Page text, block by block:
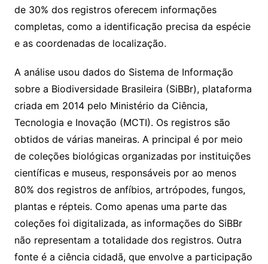
de 30% dos registros oferecem informações
completas, como a identificação precisa da espécie
e as coordenadas de localização.
A análise usou dados do Sistema de Informação
sobre a Biodiversidade Brasileira (SiBBr), plataforma
criada em 2014 pelo Ministério da Ciência,
Tecnologia e Inovação (MCTI). Os registros são
obtidos de várias maneiras. A principal é por meio
de coleções biológicas organizadas por instituições
científicas e museus, responsáveis por ao menos
80% dos registros de anfíbios, artrópodes, fungos,
plantas e répteis. Como apenas uma parte das
coleções foi digitalizada, as informações do SiBBr
não representam a totalidade dos registros. Outra
fonte é a ciência cidadã, que envolve a participação